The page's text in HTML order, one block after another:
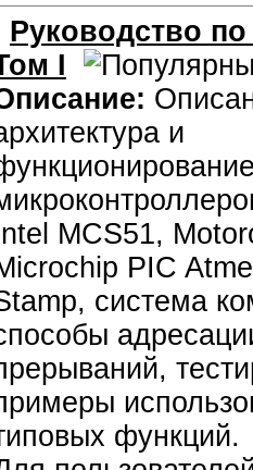
Руководство
I
и
MCS51,
PIC
система
функций.